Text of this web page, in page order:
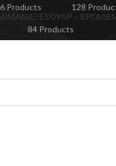
Products
128
ΑΞΕΣΟΥΆΡ –
84 Products